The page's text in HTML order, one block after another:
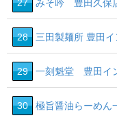
27 みそ吟 豊田久保
28 三田製麺所 豊田
29 一刻魁堂 豊田イ
30 極旨醤油らーめん